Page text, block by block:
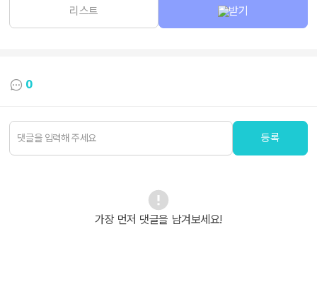
리스트 받기
0
등록
가장 먼저 댓글을 남겨보세요!